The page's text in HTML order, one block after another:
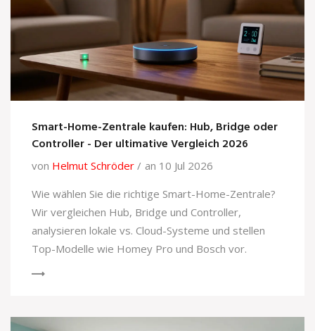
Smart-Home-Zentrale kaufen: Hub, Bridge oder
Controller - Der ultimative Vergleich 2026
von Helmut Schröder
an 10 Jul 2026
Wie wählen Sie die richtige Smart-Home-Zentrale?
Wir vergleichen Hub, Bridge und Controller,
analysieren lokale vs. Cloud-Systeme und stellen
Top-Modelle wie Homey Pro und Bosch vor.